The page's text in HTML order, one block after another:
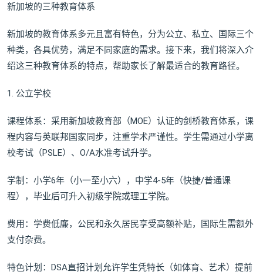
新加坡的三种教育体系
新加坡的教育体系多元且富有特色，分为公立、私立、国际三个
种类，各具优势，满足不同家庭的需求。接下来，我们将深入介
绍这三种教育体系的特点，帮助家长了解最适合的教育路径。
1. 公立学校
课程体系：采用新加坡教育部（MOE）认证的剑桥教育体系，课
程内容与英联邦国家同步，注重学术严谨性。学生需通过小学离
校考试（PSLE）、O/A水准考试升学。
学制：小学6年（小一至小六），中学4-5年（快捷/普通课
程），毕业后可升入初级学院或理工学院。
费用：学费低廉，公民和永久居民享受高额补贴，国际生需额外
支付杂费。
特色计划：DSA直招计划允许学生凭特长（如体育、艺术）提前